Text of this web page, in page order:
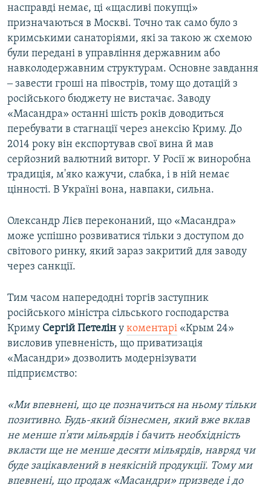
насправді немає, ці «щасливі покупці»
призначаються в Москві. Точно так само було з
кримськими санаторіями, які за такою ж схемою
були передані в управління державним або
навколодержавним структурам. Основне завдання
‒ завести гроші на півострів, тому що дотацій з
російського бюджету не вистачає. Заводу
«Масандра» останні шість років доводиться
перебувати в стагнації через анексію Криму. До
2014 року він експортував свої вина й мав
серйозний валютний виторг. У Росії ж виноробна
традиція, м'яко кажучи, слабка, і в ній немає
цінності. В Україні вона, навпаки, сильна.
Олександр Лієв переконаний, що «Масандра»
може успішно розвиватися тільки з доступом до
світового ринку, який зараз закритий для заводу
через санкції.
Тим часом напередодні торгів заступник
російського міністра сільського господарства
Криму Сергій Петелін у коментарі «Крым 24»
висловив упевненість, що приватизація
«Масандри» дозволить модернізувати
підприємство:
«Ми впевнені, що це позначиться на ньому тільки
позитивно. Будь-який бізнесмен, який вже вклав
не менше п'яти мільярдів і бачить необхідність
вкласти ще не менше десяти мільярдів, навряд чи
буде зацікавлений в неякісній продукції. Тому ми
впевнені, що продаж «Масандри» призведе і до